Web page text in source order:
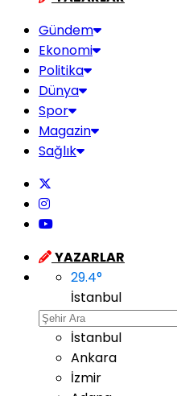
Gündem
Ekonomi
Politika
Dünya
Spor
Magazin
Sağlık
YAZARLAR
29.4°
İstanbul
İstanbul
Ankara
İzmir